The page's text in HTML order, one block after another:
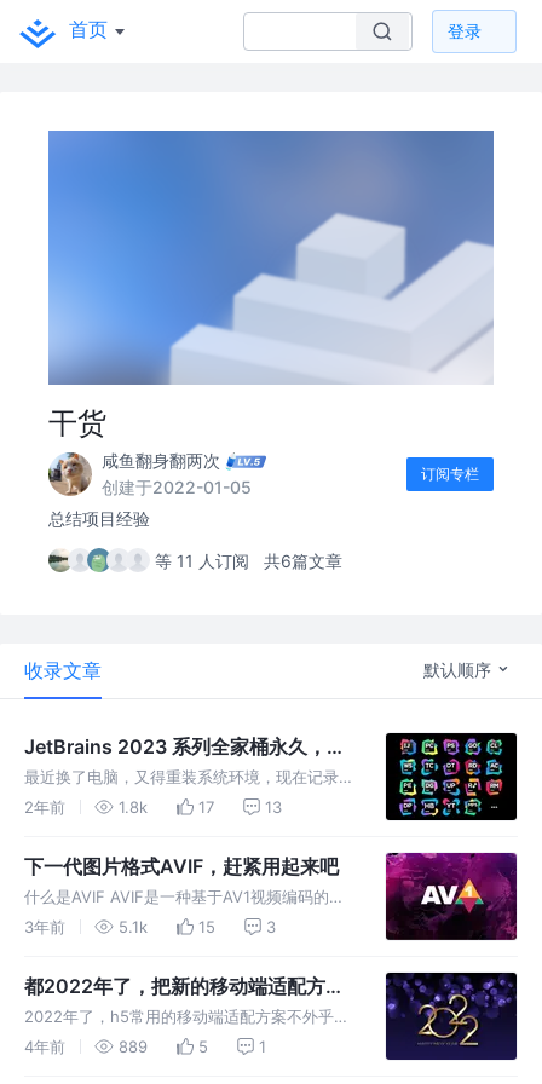
首页 登录
干货
咸鱼翻身翻两次
创建于2022-01-05
订阅专栏
总结项目经验
等 11 人订阅 共6篇文章
收录文章 默认顺序
JetBrains 2023 系列全家桶永久，适
合mac版本
最近换了电脑，又得重装系统环境，现在记录下
JetBrains全家桶使用方法。和谐了，现在掘金
2年前 1.8k 17 13
下一代图片格式AVIF，赶紧用起来吧
什么是AVIF AVIF是一种基于AV1视频编码的新
图像格式，相对于JPEG，WEBP这类图片格式
最关键的是，它是免费且开源的，没有任何授权
费用。 同时，它是
3年前 5.1k 15 3
都2022年了，把新的移动端适配方案
用起来
2022年了，h5常用的移动端适配方案不外乎以
下这几种: 一、rem 将 html 节点的 font-size
4年前 889 5 1